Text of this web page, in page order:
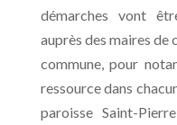
démarches vont
auprès des maires de
commune, pour
ressource dans
paroisse Saint-